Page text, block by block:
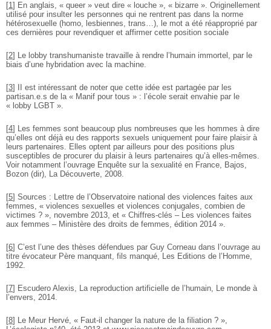
[1] En anglais, « queer » veut dire « louche », « bizarre ». Originellement
utilisé pour insulter les personnes qui ne rentrent pas dans la norme
hétérosexuelle (homo, lesbiennes, trans…), le mot a été réapproprié par
ces dernières pour revendiquer et affirmer cette position sociale
[2] Le lobby transhumaniste travaille à rendre l’humain immortel, par le
biais d’une hybridation avec la machine.
[3]
II est intéressant de noter que cette idée est partagée par les
partisan.e.s de la « Manif pour tous » : l’école serait envahie par le
« lobby LGBT ».
[4] Les femmes sont beaucoup plus nombreuses que les hommes à dire
qu’elles ont déjà eu des rapports sexuels uniquement pour faire plaisir à
leurs partenaires. Elles optent par ailleurs pour des positions plus
susceptibles de procurer du plaisir à leurs partenaires qu’à elles-mêmes.
Voir notamment l’ouvrage Enquête sur la sexualité en France, Bajos,
Bozon (dir), La Découverte, 2008.
[5] Sources : Lettre de l’Observatoire national des violences faites aux
femmes, « violences sexuelles et violences conjugales, combien de
victimes ? », novembre 2013, et « Chiffres-clés – Les violences faites
aux femmes – Ministère des droits de femmes, édition 2014 ».
[6] C’est l’une des thèses défendues par Guy Corneau dans l’ouvrage au
titre évocateur Père manquant, fils manqué, Les Editions de l’Homme,
1992.
[7] Escudero Alexis, La reproduction artificielle de l’humain, Le monde à
l’envers, 2014.
[8] Le Meur Hervé, « Faut-il changer la nature de la filiation ? »,